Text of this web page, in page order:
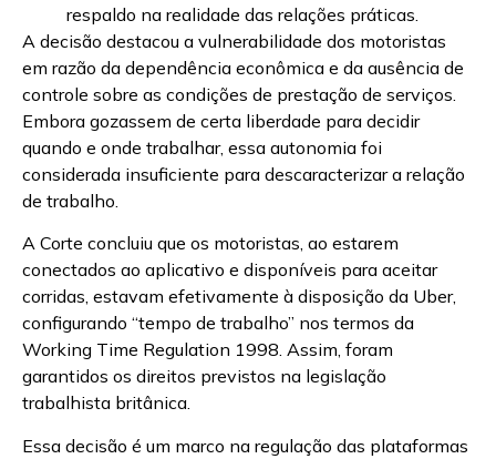
respaldo na realidade das relações práticas.
A decisão destacou a vulnerabilidade dos motoristas
em razão da dependência econômica e da ausência de
controle sobre as condições de prestação de serviços.
Embora gozassem de certa liberdade para decidir
quando e onde trabalhar, essa autonomia foi
considerada insuficiente para descaracterizar a relação
de trabalho.
A Corte concluiu que os motoristas, ao estarem
conectados ao aplicativo e disponíveis para aceitar
corridas, estavam efetivamente à disposição da Uber,
configurando “tempo de trabalho” nos termos da
Working Time Regulation 1998. Assim, foram
garantidos os direitos previstos na legislação
trabalhista britânica.
Essa decisão é um marco na regulação das plataformas